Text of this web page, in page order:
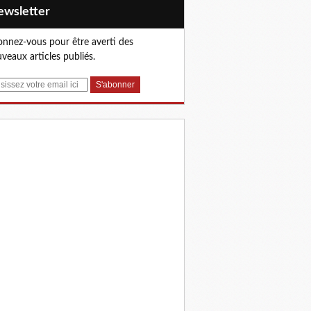
vous pour être averti des
articles publiés.